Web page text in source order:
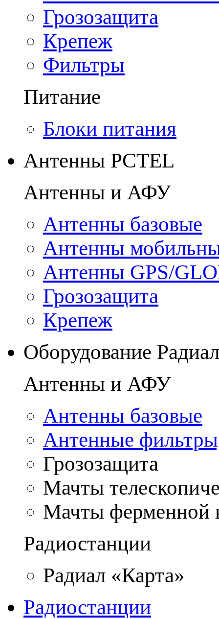
Грозозащита
Крепеж
Фильтры
Питание
Блоки питания
Антенны PCTEL
Антенны и АФУ
Антенны базовые
Антенны
Антенны GPS/
Грозозащита
Крепеж
Оборудование Радиал
Антенны и АФУ
Антенны базовые
Антенные
Грозозащита
Мачты
Мачты ферменной
Радиостанции
Радиал «Карта»
Радиостанции